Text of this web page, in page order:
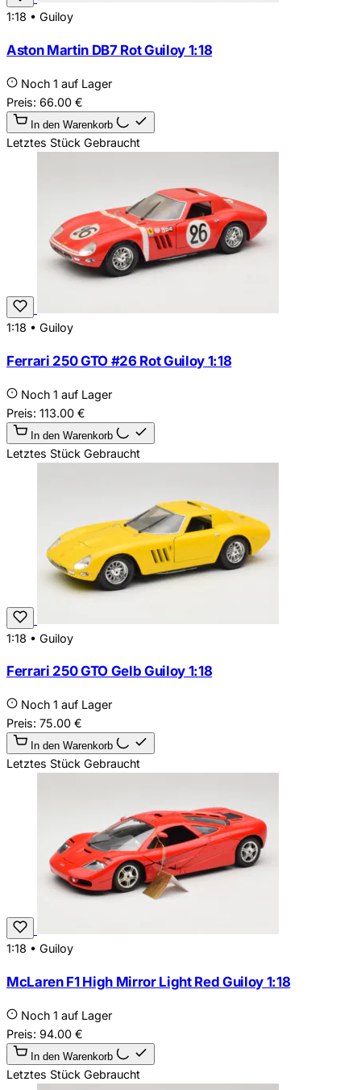
1:18 • Guiloy
Aston Martin DB7 Rot Guiloy 1:18
Noch 1 auf Lager
Preis: 66.00 €
In den Warenkorb
Letztes Stück Gebraucht
1:18 • Guiloy
Ferrari 250 GTO #26 Rot Guiloy 1:18
Noch 1 auf Lager
Preis: 113.00 €
In den Warenkorb
Letztes Stück Gebraucht
1:18 • Guiloy
Ferrari 250 GTO Gelb Guiloy 1:18
Noch 1 auf Lager
Preis: 75.00 €
In den Warenkorb
Letztes Stück Gebraucht
1:18 • Guiloy
McLaren F1 High Mirror Light Red Guiloy 1:18
Noch 1 auf Lager
Preis: 94.00 €
In den Warenkorb
Letztes Stück Gebraucht